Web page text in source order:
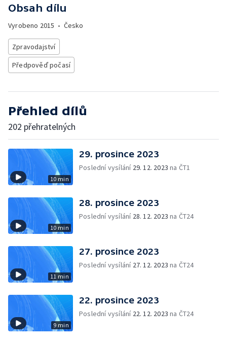
Obsah dílu
Vyrobeno 2015 • Česko
Zpravodajství
Předpověď počasí
Přehled dílů
202 přehratelných
10 min
29. prosince 2023
Poslední vysílání 29. 12. 2023 na ČT1
10 min
28. prosince 2023
Poslední vysílání 28. 12. 2023 na ČT24
11 min
27. prosince 2023
Poslední vysílání 27. 12. 2023 na ČT24
9 min
22. prosince 2023
Poslední vysílání 22. 12. 2023 na ČT24